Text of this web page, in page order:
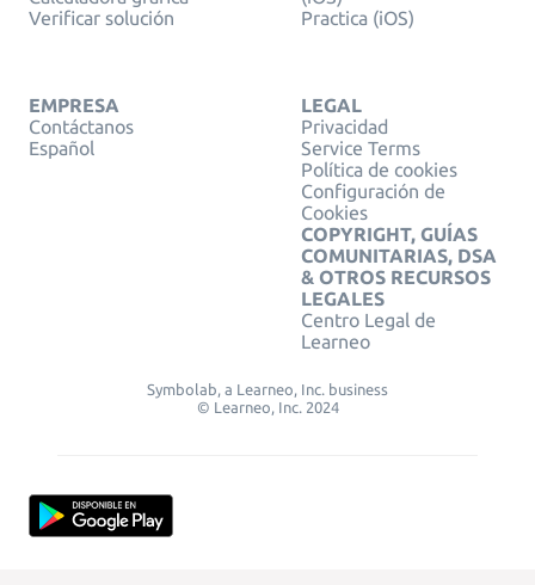
Verificar solución
Practica (iOS)
EMPRESA
Contáctanos
Español
LEGAL
Privacidad
Service Terms
Política de cookies
Configuración de
Cookies
COPYRIGHT, GUÍAS
COMUNITARIAS, DSA
& OTROS RECURSOS
LEGALES
Centro Legal de
Learneo
Symbolab, a Learneo, Inc. business
© Learneo, Inc. 2024